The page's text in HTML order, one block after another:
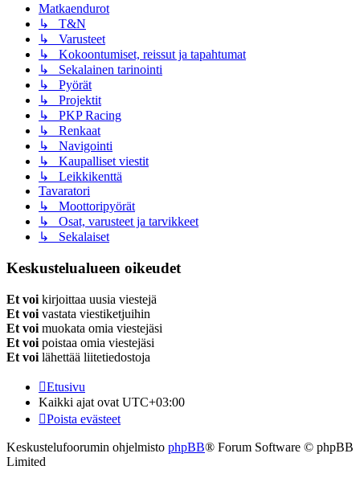
Matkaendurot
↳ T&N
↳ Varusteet
↳ Kokoontumiset, reissut ja tapahtumat
↳ Sekalainen tarinointi
↳ Pyörät
↳ Projektit
↳ PKP Racing
↳ Renkaat
↳ Navigointi
↳ Kaupalliset viestit
↳ Leikkikenttä
Tavaratori
↳ Moottoripyörät
↳ Osat, varusteet ja tarvikkeet
↳ Sekalaiset
Keskustelualueen oikeudet
Et voi kirjoittaa uusia viestejä
Et voi vastata viestiketjuihin
Et voi muokata omia viestejäsi
Et voi poistaa omia viestejäsi
Et voi lähettää liitetiedostoja
Etusivu
Kaikki ajat ovat UTC+03:00
Poista evästeet
Keskustelufoorumin ohjelmisto phpBB® Forum Software © phpBB
Limited